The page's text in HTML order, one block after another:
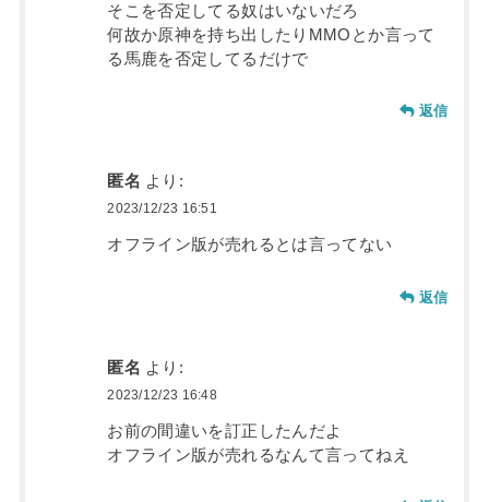
そこを否定してる奴はいないだろ
何故か原神を持ち出したりMMOとか言って
る馬鹿を否定してるだけで
返信
匿名 より:
2023/12/23 16:51
オフライン版が売れるとは言ってない
返信
匿名 より:
2023/12/23 16:48
お前の間違いを訂正したんだよ
オフライン版が売れるなんて言ってねえ